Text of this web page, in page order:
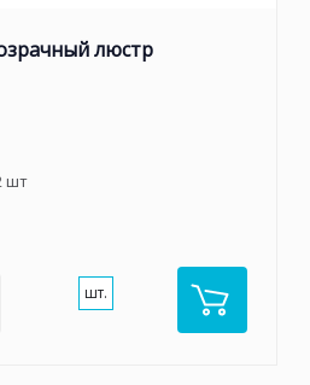
люстр
шт
шт.